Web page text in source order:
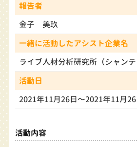
報告者
金子 美玖
一緒に活動したアシスト企業名
ライブ人材分析研究所（シャンテ
活動日
2021年11月26日〜2021年11月26
活動内容